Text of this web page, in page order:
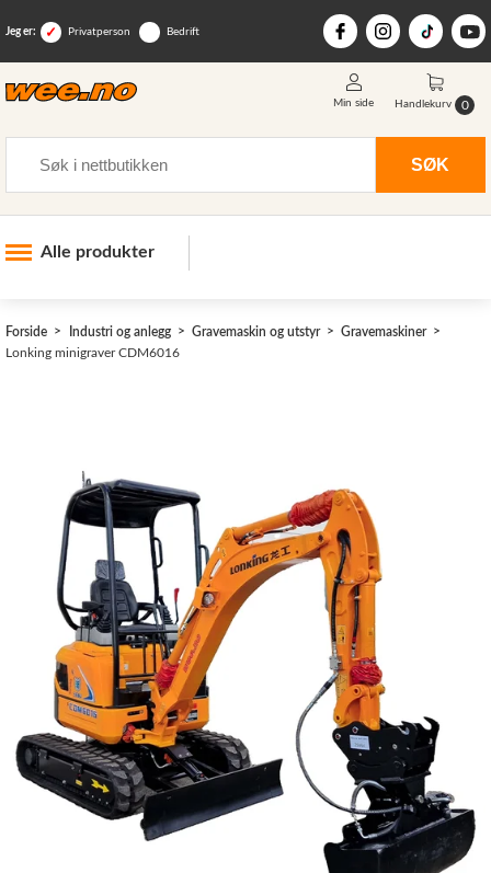
Jeg er: Privatperson Bedrift
SØK
Min side Handlekurv 0
Alle produkter
Skogsutstyr
Reservedeler
Nye Wee produkter
Tilbud
Lagertømming
Aktuelt
Kundeservice
Leasing
Forside Industri og anlegg Gravemaskin og utstyr
Gravemaskiner
Lonking minigraver CDM6016